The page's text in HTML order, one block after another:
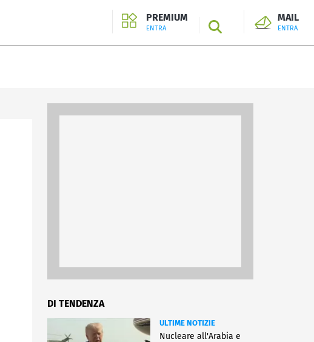
PREMIUM
ENTRA SEARCH
MAIL
ENTRA
DI TENDENZA
ULTIME NOTIZIE
Nucleare all'Arabia e